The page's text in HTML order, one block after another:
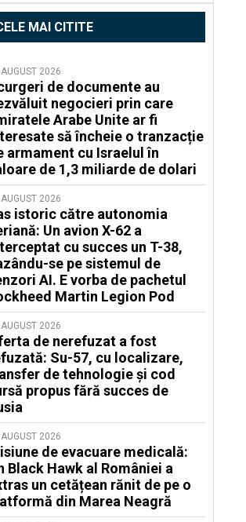
MAI CITITE
2026
de documente au
negocieri prin care
Arabe Unite ar fi
să încheie o tranzacție
armament cu Israelul în
de 1,3 miliarde de dolari
2026
istoric către autonomia
Un avion X-62 a
cu succes un T-38,
se pe sistemul de
AI. E vorba de pachetul
Martin Legion Pod
2026
de nerefuzat a fost
Su-57, cu localizare,
de tehnologie și cod
propus fără succes de
2026
de evacuare medicală:
Black Hawk al României a
un cetățean rănit de pe o
din Marea Neagră